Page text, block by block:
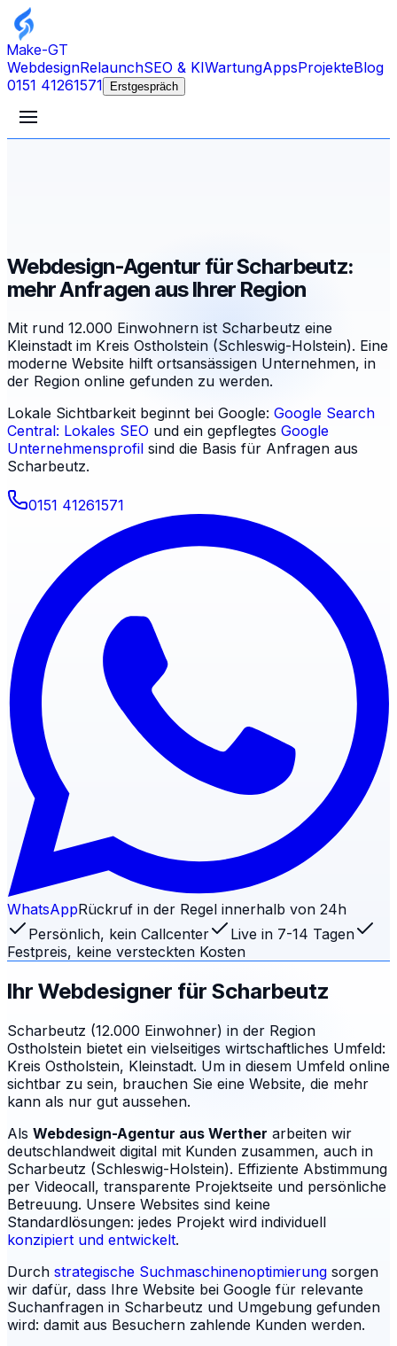
Make-GT
WebdesignRelaunchSEO & KIWartungAppsProjekteBlog
0151 41261571
Erstgespräch
Webdesign-Agentur für Scharbeutz:
mehr Anfragen aus Ihrer Region
Mit rund 12.000 Einwohnern ist Scharbeutz eine
Kleinstadt im Kreis Ostholstein (Schleswig-Holstein). Eine
moderne Website hilft ortsansässigen Unternehmen, in
der Region online gefunden zu werden.
Lokale Sichtbarkeit beginnt bei Google: Google Search
Central: Lokales SEO und ein gepflegtes Google
Unternehmensprofil sind die Basis für Anfragen aus
Scharbeutz.
0151 41261571
WhatsAppRückruf in der Regel innerhalb von 24h
Persönlich, kein Callcenter
Live in 7-14 Tagen
Festpreis, keine versteckten Kosten
Ihr Webdesigner für Scharbeutz
Scharbeutz (12.000 Einwohner) in der Region
Ostholstein bietet ein vielseitiges wirtschaftliches Umfeld:
Kreis Ostholstein, Kleinstadt. Um in diesem Umfeld online
sichtbar zu sein, brauchen Sie eine Website, die mehr
kann als nur gut aussehen.
Als Webdesign-Agentur aus Werther arbeiten wir
deutschlandweit digital mit Kunden zusammen, auch in
Scharbeutz (Schleswig-Holstein). Effiziente Abstimmung
per Videocall, transparente Projektseite und persönliche
Betreuung. Unsere Websites sind keine
Standardlösungen: jedes Projekt wird individuell
konzipiert und entwickelt.
Durch strategische Suchmaschinenoptimierung sorgen
wir dafür, dass Ihre Website bei Google für relevante
Suchanfragen in Scharbeutz und Umgebung gefunden
wird: damit aus Besuchern zahlende Kunden werden.